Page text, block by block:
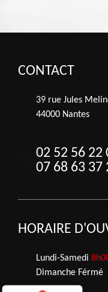
CONTACT
39 rue Jules
44000 Nantes
02 52 56 22
07 68 63 37
HORAIRE
Lundi-Samedi
Dimanche Férmé